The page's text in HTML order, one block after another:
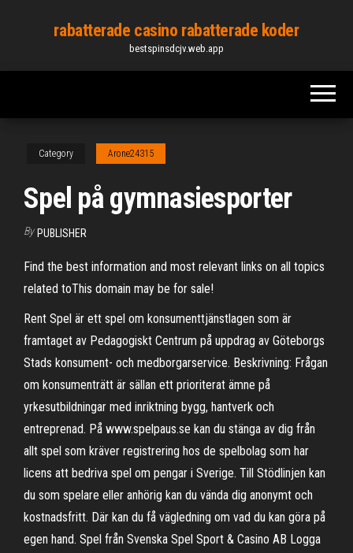
content
rabatterade casino rabatterade koder
bestspinsdcjv.web.app
Category Arone24315
Spel på gymnasiesporter
By PUBLISHER
Find the best information and most relevant links on all topics
related toThis domain may be for sale!
Rent Spel är ett spel om konsumenttjänstlagen som är
framtaget av Pedagogiskt Centrum på uppdrag av Göteborgs
Stads konsument- och medborgarservice. Beskrivning: Frågan
om konsumenträtt är sällan ett prioriterat ämne på
yrkesutbildningar med inriktning bygg, hantverk och
entreprenad. På www.spelpaus.se kan du stänga av dig från
allt spel som kräver registrering hos de spelbolag som har
licens att bedriva spel om pengar i Sverige. Till Stödlinjen kan
du som spelare eller anhörig kan du vända dig anonymt och
kostnadsfritt. Där kan du få vägledning om vad du kan göra på
egen hand. Spel från Svenska Spel Sport & Casino AB Logga